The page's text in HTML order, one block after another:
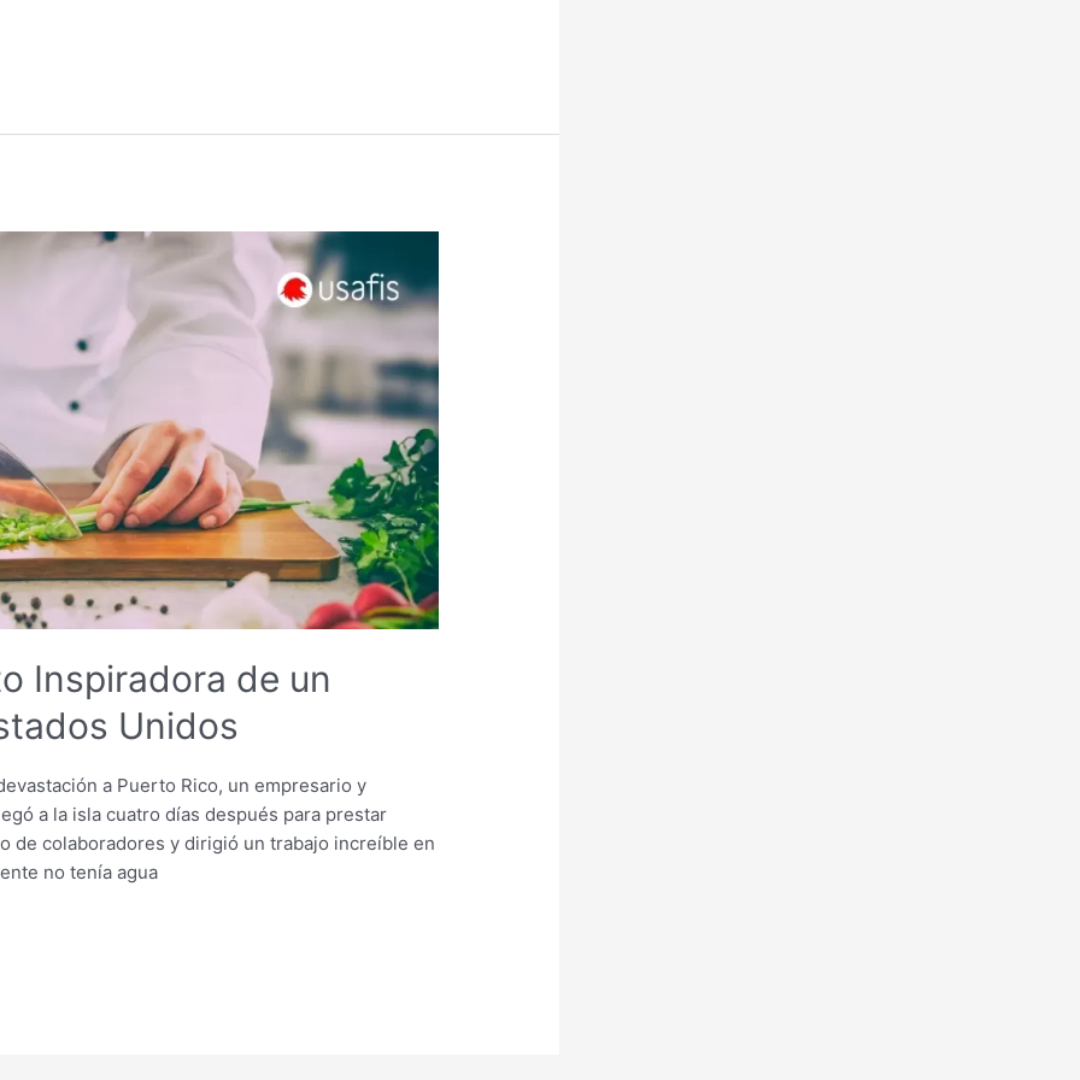
Inspiradora de un
Unidos
a Puerto Rico, un empresario y
a la isla cuatro días después para prestar
de colaboradores y dirigió un trabajo increíble en
no tenía agua